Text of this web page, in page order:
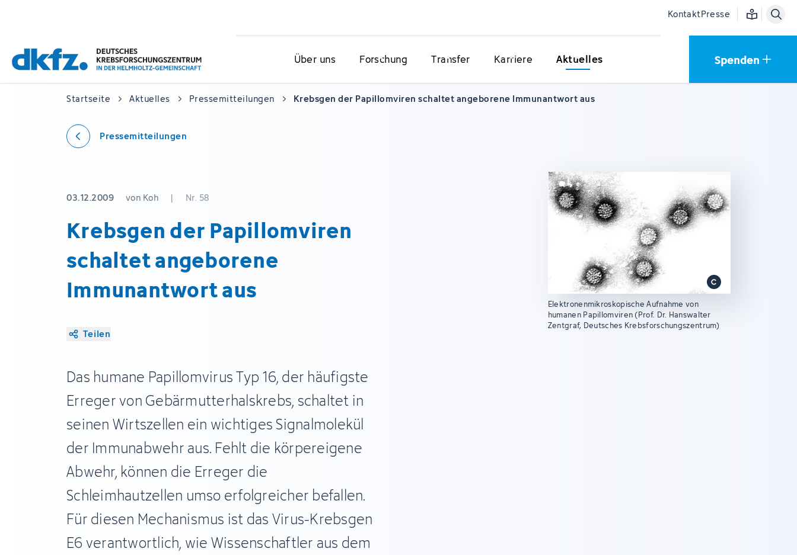
KontaktPresse Einfache
Über uns Forschung Transfer Karriere Aktuelles Spenden
Startseite Aktuelles Pressemitteilungen Krebsgen der Papillomviren schaltet angeborene Immunantwort aus
Pressemitteilungen
03.12.2009 von Koh | Nr. 58
Krebsgen der Papillomviren
schaltet angeborene
Immunantwort aus
Teilen
Das humane Papillomvirus Typ 16, der häufigste
Erreger von Gebärmutterhalskrebs, schaltet in
seinen Wirtszellen ein wichtiges Signalmolekül
der Immunabwehr aus. Fehlt die körpereigene
Abwehr, können die Erreger die
Schleimhautzellen umso erfolgreicher befallen.
Für diesen Mechanismus ist das Virus-Krebsgen
E6 verantwortlich, wie Wissenschaftler aus dem
Elektronenmikroskopische Aufnahme von
humanen Papillomviren (Prof. Dr. Hanswalter
Zentgraf, Deutsches Krebsforschungszentrum)